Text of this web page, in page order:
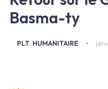
Basma-ty
PLT. HUMANITAIRE